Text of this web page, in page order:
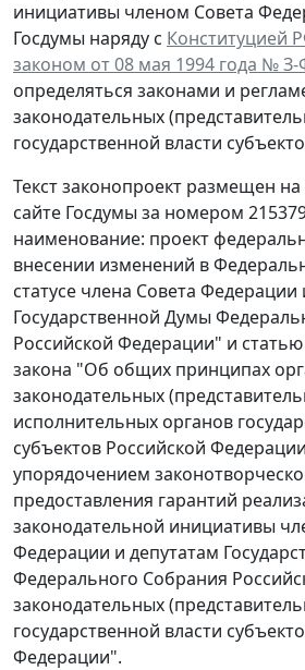
инициативы членом Совета
Госдумы наряду с Конституцией
законом от 08 мая 1994 года №
определяться законами и
законодательных
государственной власти
Текст законопроект размещен
сайте Госдумы за номером
наименование: проект
внесении изменений в
статусе члена Совета Федерации
Государственной Думы
Российской Федерации" и
закона "Об общих принципах
законодательных
исполнительных органов
субъектов Российской
упорядочением
предоставления гарантий
законодательной инициативы
Федерации и депутатам
Федерального Собрания
законодательных
государственной власти
Федерации".